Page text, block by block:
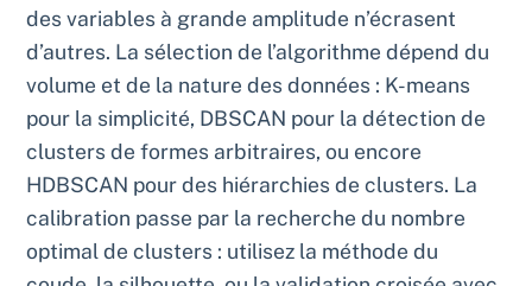
des variables à grande amplitude n’écrasent
d’autres. La sélection de l’algorithme dépend du
volume et de la nature des données : K-means
pour la simplicité, DBSCAN pour la détection de
clusters de formes arbitraires, ou encore
HDBSCAN pour des hiérarchies de clusters. La
calibration passe par la recherche du nombre
optimal de clusters : utilisez la méthode du